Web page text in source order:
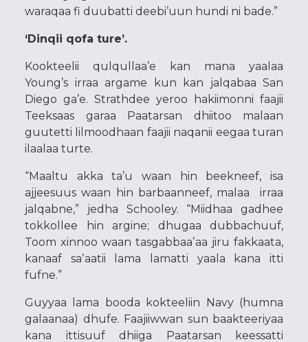
waraqaa fi duubatti deebi’uun hundi ni bade.”
‘Dinqii qofa ture’.
Kookteelii qulqullaa’e kan mana yaalaa
Young’s irraa argame kun kan jalqabaa San
Diego ga’e. Strathdee yeroo hakiimonni faajii
Teeksaas garaa Paatarsan dhiitoo malaan
guutetti lilmoodhaan faajii naqanii eegaa turan
ilaalaa turte.
“Maaltu akka ta’u waan hin beekneef, isa
ajjeesuus waan hin barbaanneef, malaa irraa
jalqabne,” jedha Schooley. “Miidhaa gadhee
tokkollee hin argine; dhugaa dubbachuuf,
Toom xinnoo waan tasgabbaaʼaa jiru fakkaata,
kanaaf saʼaatii lama lamatti yaala kana itti
fufne.”
Guyyaa lama booda kokteeliin Navy (humna
galaanaa) dhufe. Faajiiwwan sun baakteeriyaa
kana ittisuuf dhiiga Paatarsan keessatti